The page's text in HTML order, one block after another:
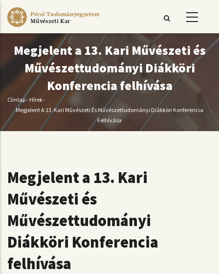
Ugrás
Pécsi Tudományegyetem
Művészeti Kar
Megjelent a 13. Kari Művészeti és
Művészettudományi Diákköri
Konferencia felhívása
Morzsa
Címlap- Hírek-
Megjelent A 13. Kari Művészeti És Művészettudományi Diákköri Konferencia
Felhívása
Megjelent a 13. Kari
Művészeti és
Művészettudományi
Diákköri Konferencia
felhívása